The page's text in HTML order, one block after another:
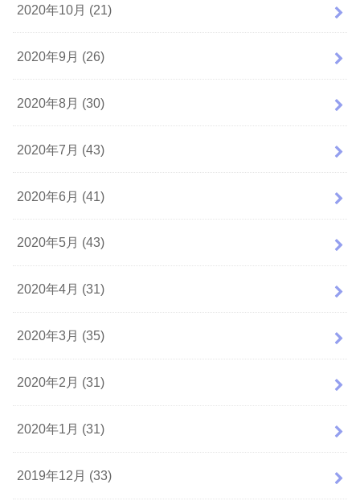
2020年10月 (21)
2020年9月 (26)
2020年8月 (30)
2020年7月 (43)
2020年6月 (41)
2020年5月 (43)
2020年4月 (31)
2020年3月 (35)
2020年2月 (31)
2020年1月 (31)
2019年12月 (33)